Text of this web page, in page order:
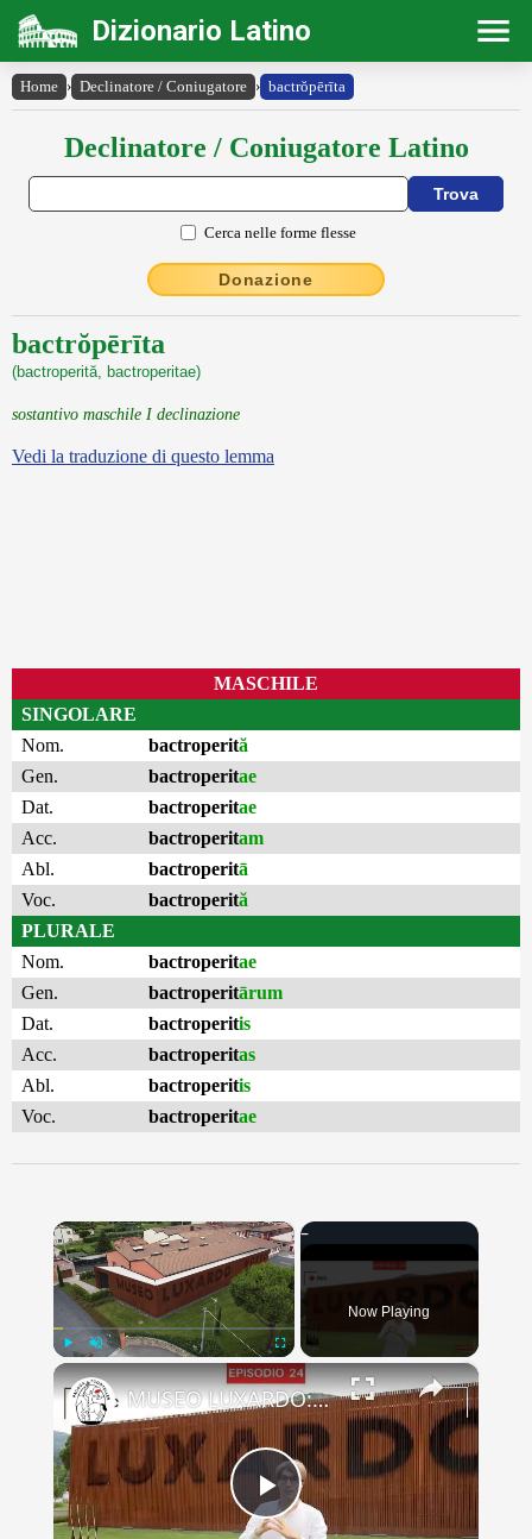
Dizionario Latino
Home › Declinatore / Coniugatore › bactrŏpērīta
Declinatore / Coniugatore Latino
Cerca nelle forme flesse
Donazione
bactrŏpērīta
(bactroperită, bactroperitae)
sostantivo maschile I declinazione
Vedi la traduzione di questo lemma
MASCHILE
SINGOLARE
Nom.
bactroperită
Gen.
bactroperitae
Dat.
bactroperitae
Acc.
bactroperitam
Abl.
bactroperitā
Voc.
bactroperită
PLURALE
Nom.
bactroperitae
Gen.
bactroperitārum
Dat.
bactroperitis
Acc.
bactroperitas
Abl.
bactroperitis
Voc.
bactroperitae
×
Fullscreen
Now Playing
×
Play
MUSEO LUXARDO: Un Viaggio nel Tempo e nel Gusto